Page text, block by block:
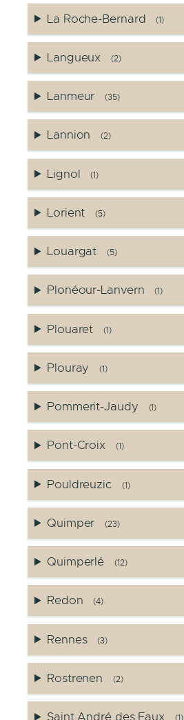
La Roche-Bernard (1)
Langueux (2)
Lanmeur (35)
Lannion (2)
Lignol (1)
Lorient (5)
Louargat (5)
Plonéour-Lanvern (1)
Plouaret (1)
Plouray (1)
Pommerit-Jaudy (1)
Pont-Croix (1)
Pouldreuzic (1)
Quimper (23)
Quimperlé (12)
Redon (4)
Rennes (3)
Rostrenen (2)
Saint André des Eaux